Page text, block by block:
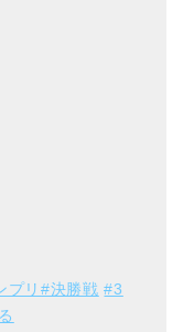
プリ#決勝戦 #3